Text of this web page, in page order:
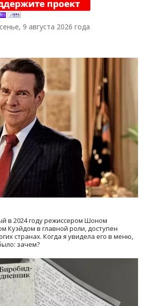
9 августа 2026 года
в 2024 годурежиссером Шоном
Куэйдом в главной роли, доступен
странах. Когда я увидела его в меню,
зачем?